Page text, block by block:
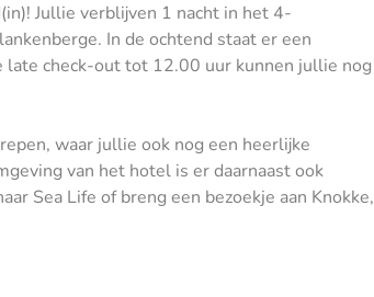
Jullie verblijven 1 nacht in het 4-
In de ochtend staat er een
check-out tot 12.00 uur kunnen jullie nog
waar jullie ook nog een heerlijke
van het hotel is er daarnaast ook
Sea Life of breng een bezoekje aan Knokke,